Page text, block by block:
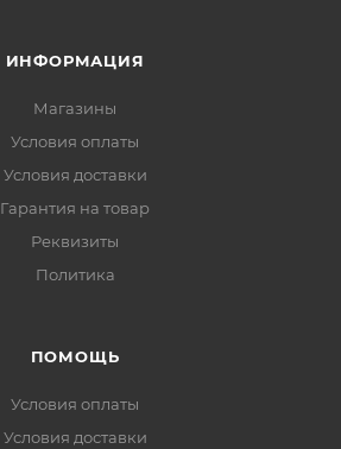
ИНФОРМАЦИЯ
Магазины
Условия оплаты
Условия доставки
Гарантия на товар
Реквизиты
Политика
ПОМОЩЬ
Условия оплаты
Условия доставки